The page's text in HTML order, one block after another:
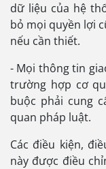
dữ liệu của hệ
bỏ mọi quyền lợi
nếu cần thiết.
- Mọi thông tin
trường hợp cơ
buộc phải cung
quan pháp luật.
Các điều kiện,
này được điều